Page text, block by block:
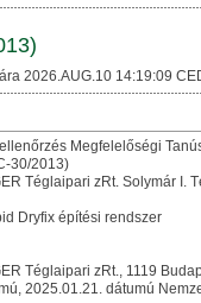
2026.AUG.10 14:19:09
Megfelelőségi
30/2013)
Téglaipari zRt. Solymár I.
Dryfix építési rendszer
Téglaipari zRt., 1119
2025.01.21. dátumú